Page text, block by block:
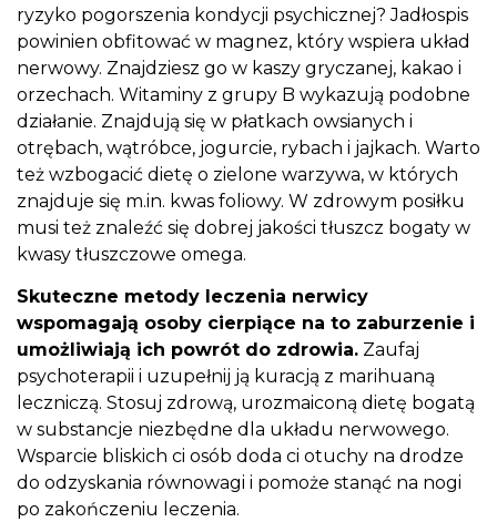
ryzyko pogorszenia kondycji psychicznej? Jadłospis
powinien obfitować w magnez, który wspiera układ
nerwowy. Znajdziesz go w kaszy gryczanej, kakao i
orzechach. Witaminy z grupy B wykazują podobne
działanie. Znajdują się w płatkach owsianych i
otrębach, wątróbce, jogurcie, rybach i jajkach. Warto
też wzbogacić dietę o zielone warzywa, w których
znajduje się m.in. kwas foliowy. W zdrowym posiłku
musi też znaleźć się dobrej jakości tłuszcz bogaty w
kwasy tłuszczowe omega.
Skuteczne metody leczenia nerwicy
wspomagają osoby cierpiące na to zaburzenie i
umożliwiają ich powrót do zdrowia. Zaufaj
psychoterapii i uzupełnij ją kuracją z marihuaną
leczniczą. Stosuj zdrową, urozmaiconą dietę bogatą
w substancje niezbędne dla układu nerwowego.
Wsparcie bliskich ci osób doda ci otuchy na drodze
do odzyskania równowagi i pomoże stanąć na nogi
po zakończeniu leczenia.